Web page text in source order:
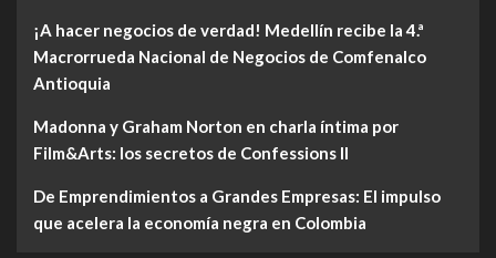
¡A hacer negocios de verdad! Medellín recibe la 4.ª
Macrorrueda Nacional de Negocios de Comfenalco
Antioquia
Madonna y Graham Norton en charla íntima por
Film&Arts: los secretos de Confessions II
De Emprendimientos a Grandes Empresas: El impulso
que acelera la economía negra en Colombia